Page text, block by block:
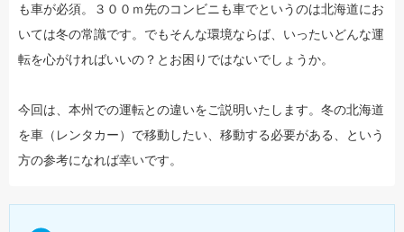
も車が必須。３００ｍ先のコンビニも車でというのは北海道にお
いては冬の常識です。でもそんな環境ならば、いったいどんな運
転を心がければいいの？とお困りではないでしょうか。
今回は、本州での運転との違いをご説明いたします。冬の北海道
を車（レンタカー）で移動したい、移動する必要がある、という
方の参考になれば幸いです。